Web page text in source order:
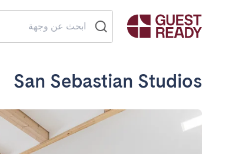
San Sebastian Studios